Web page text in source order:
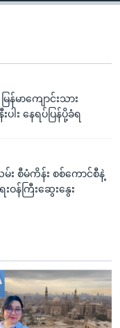
န်မာကျောင်းသား
ါး နေရပ်ပြန်ပို့ခံရ
မ်း စီမံကိန်း စစ်ကောင်စီနဲ့
းဝန်ကြီးဆွေးနွေး